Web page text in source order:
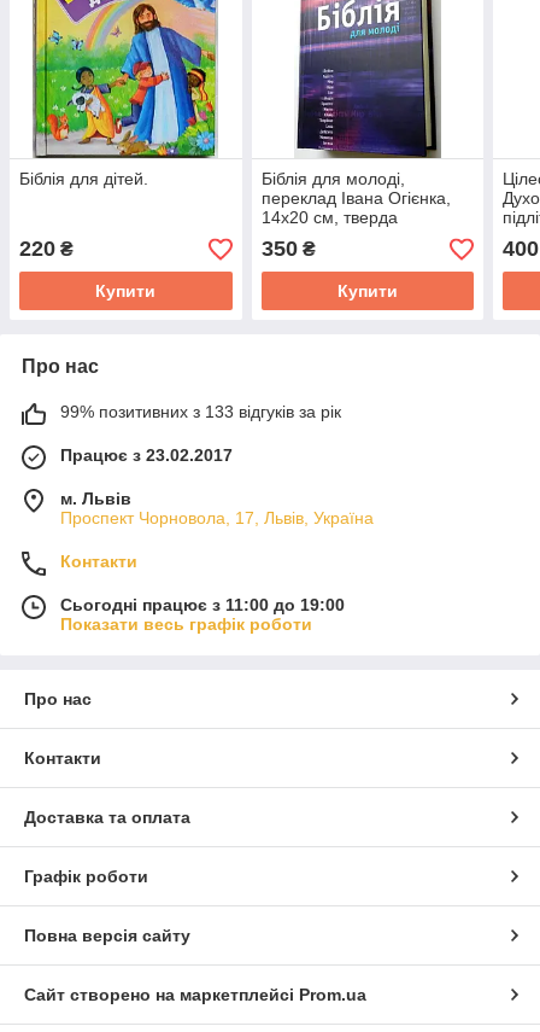
Біблія для дітей.
220 ₴
Купити
Біблія для молоді,
переклад Івана Огієнка,
14х20 см, тверда
обкладинка.
350₴
Купити
400
Про нас
99% позитивних з 133 відгуків за рік
Працює з 23.02.2017
м. Львів
Проспект Чорновола, 17, Львів, Україна
Контакти
Сьогодні працює з 11:00 до 19:00
Показати весь графік роботи
Про нас
Контакти
Доставка та оплата
Графік роботи
Повна версія сайту
Сайт створено на маркетплейсі Prom.ua